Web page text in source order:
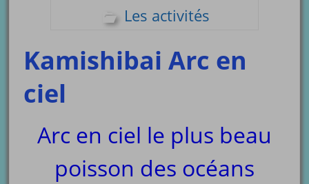
Les activités
Kamishibai Arc en
ciel
Arc en ciel le plus beau
poisson des océans